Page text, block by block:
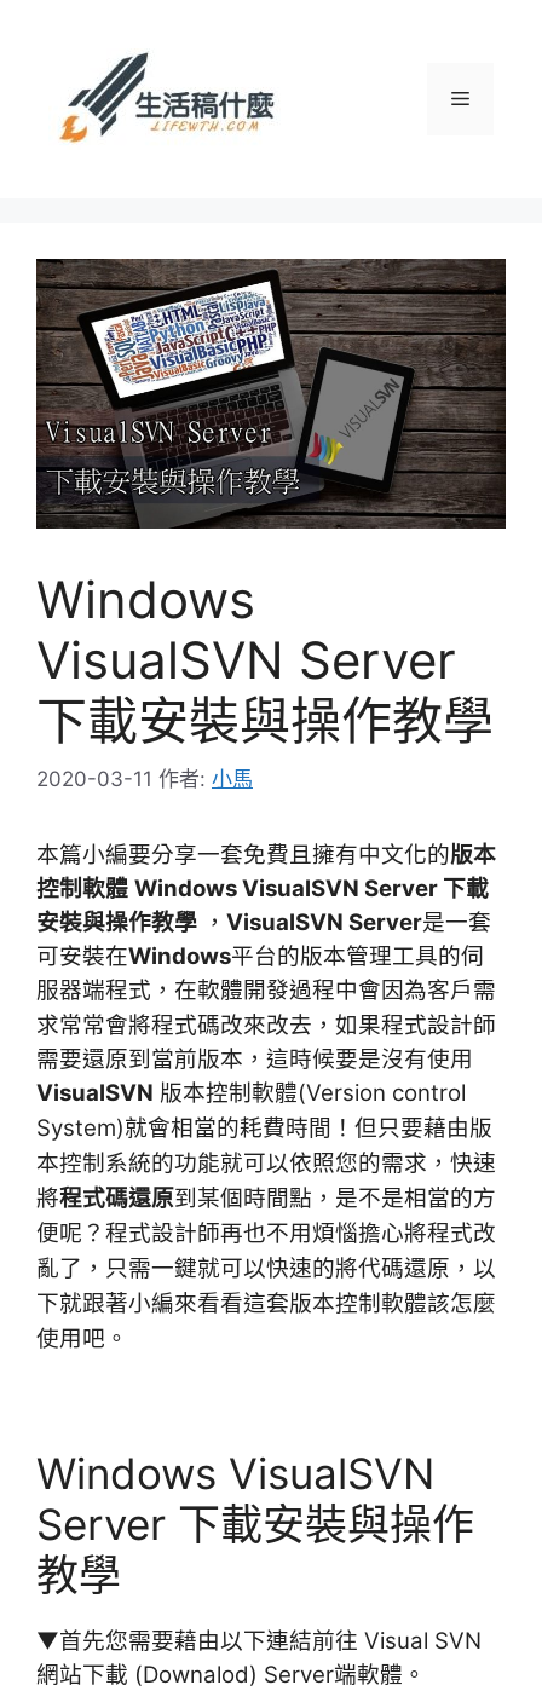
選
Windows
VisualSVN Server
下載安裝與操作教學
2020-03-11 作者: 小馬
本篇小編要分享一套免費且擁有中文化的版本
控制軟體 Windows VisualSVN Server 下載
安裝與操作教學 ， VisualSVN Server是一套
可安裝在Windows平台的版本管理工具的伺
服器端程式，在軟體開發過程中會因為客戶需
求常常會將程式碼改來改去，如果程式設計師
需要還原到當前版本，這時候要是沒有使用
VisualSVN 版本控制軟體(Version control
System)就會相當的耗費時間！ 但只要藉由版
本控制系統的功能就可以依照您的需求，快速
將程式碼還原到某個時間點，是不是相當的方
便呢？程式設計師再也不用煩惱擔心將程式改
亂了，只需一鍵就可以快速的將代碼還原，以
下就跟著小編來看看這套版本控制軟體該怎麼
使用吧。
Windows VisualSVN
Server 下載安裝與操作
教學
▼首先您需要藉由以下連結前往 Visual SVN
網站下載 (Downalod) Server端軟體。